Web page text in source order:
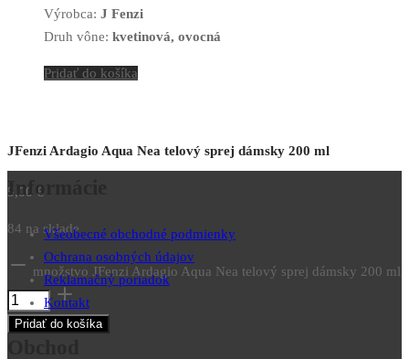
Výrobca: J Fenzi
Druh vône: kvetinová, ovocná
Pridať do košíka
JFenzi Ardagio Aqua Nea telový sprej dámsky 200 ml
5,00 €
84 na sklade
množstvo JFenzi Ardagio Aqua Nea telový sprej dámsky 200 ml
Pridať do košíka
Informácie
Všeobecné obchodné podmienky
Ochrana osobných údajov
Reklamačný poriadok
Kontakt